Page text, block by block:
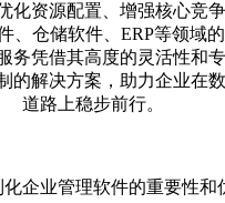
化资源配置、增强核心竞
、仓储软件、ERP等领域的
务凭借其高度的灵活性和
的解决方案，助力企业在
道路上稳步前行。
化企业管理软件的重要性和